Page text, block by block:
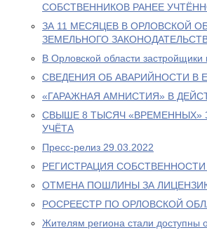
СОБСТВЕННИКОВ РАНЕЕ
ЗА 11 МЕСЯЦЕВ В ОРЛОВСКОЙ
ЗЕМЕЛЬНОГО
В Орловской области
СВЕДЕНИЯ ОБ АВАРИЙНОСТИ В
«ГАРАЖНАЯ АМНИСТИЯ» В
СВЫШЕ 8 ТЫСЯЧ «ВРЕМЕННЫХ»
УЧЁТА
Пресс-релиз 29.03.2022
РЕГИСТРАЦИЯ СОБСТВЕННОСТИ
ОТМЕНА ПОШЛИНЫ ЗА
РОСРЕЕСТР ПО ОРЛОВСКОЙ
Жителям региона стали доступны